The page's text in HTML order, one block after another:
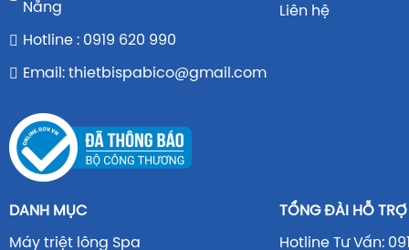
Nẵng
Hotline : 0919 620 990
Email: thietbispabico@gmail.com
Liên hệ
DANH MỤC
Máy triệt lông Spa
TỔNG ĐÀI HỖ TRỢ
Hotline Tư Vấn: